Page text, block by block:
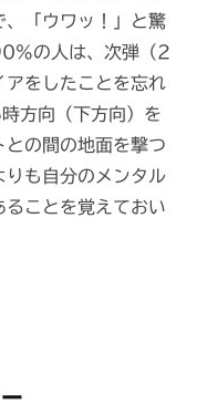
、「ウワッ！」と驚
の人は、次弾（2
アをしたことを忘れ
方向（下方向）を
の間の地面を撃つ
りも自分のメンタル
ことを覚えておい